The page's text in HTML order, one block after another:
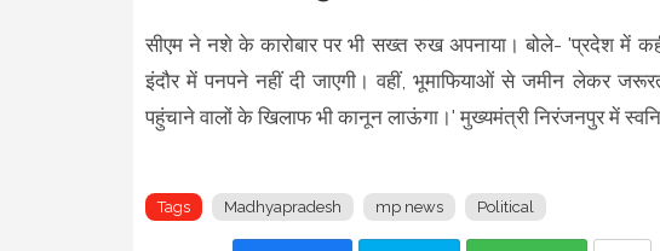
सीएम ने नशे के कारोबार पर भी सख्त रुख अपनाया। बोले- 'प्रदेश में कहीं
इंदौर में पनपने नहीं दी जाएगी। वहीं, भूमाफियाओं से जमीन लेकर
पहुंचाने वालों के खिलाफ भी कानून लाऊंगा।' मुख्यमंत्री निरंजनपुर में
Tags Madhyapradesh mp news Political